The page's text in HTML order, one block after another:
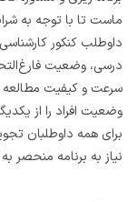
ماست تا با توجه به
داوطلب کنکور
درسی، وضعیت
سرعت و کیفیت مطالعه
وضعیت افراد را از
برای همه داوطلبان
نیاز به برنامه منحصر